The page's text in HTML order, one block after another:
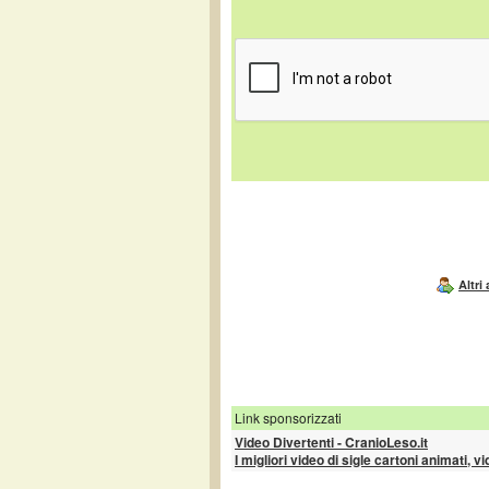
Altri
Link sponsorizzati
Video Divertenti - CranioLeso.it
I migliori video di sigle cartoni animati,